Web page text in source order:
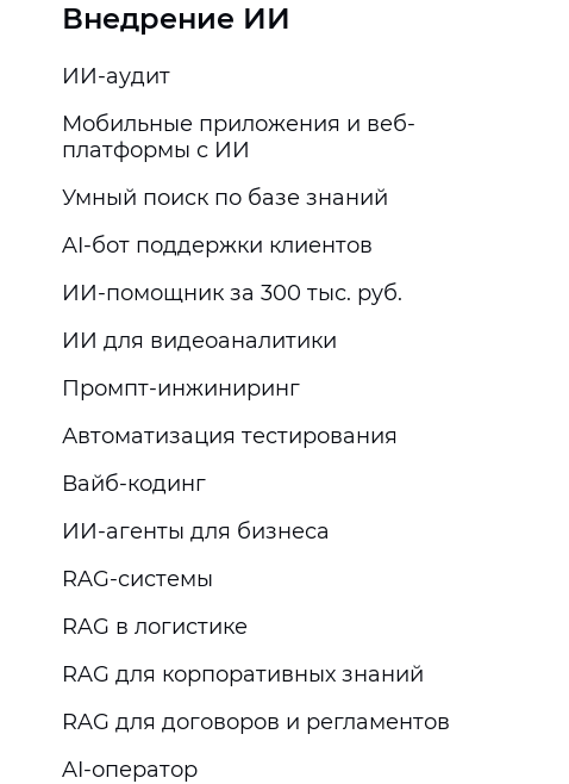
Внедрение ИИ
ИИ-аудит
Мобильные приложения и веб-
платформы с ИИ
Умный поиск по базе знаний
AI-бот поддержки клиентов
ИИ-помощник за 300 тыс. руб.
ИИ для видеоаналитики
Промпт-инжиниринг
Автоматизация тестирования
Вайб-кодинг
ИИ-агенты для бизнеса
RAG-системы
RAG в логистике
RAG для корпоративных знаний
RAG для договоров и регламентов
AI-оператор